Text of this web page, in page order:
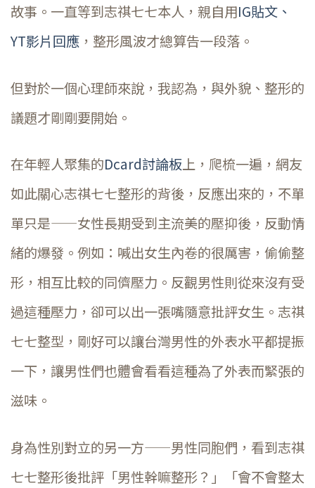
故事。一直等到志祺七七本人，親自用IG貼文、
YT影片回應 ，整形風波才總算告一段落。
但對於一個心理師來說，我認為，與外貌、整形的
議題才剛剛要開始。
在年輕人聚集的Dcard討論板上，爬梳一遍，網友
如此關心志祺七七整形的背後，反應出來的，不單
單只是——女性長期受到主流美的壓抑後，反動情
緒的爆發。例如：喊出女生內卷的很厲害，偷偷整
形，相互比較的同儕壓力。反觀男性則從來沒有受
過這種壓力，卻可以出一張嘴隨意批評女生。志祺
七七整型，剛好可以讓台灣男性的外表水平都提振
一下，讓男性們也體會看看這種為了外表而緊張的
滋味。
身為性別對立的另一方——男性同胞們，看到志祺
七七整形後批評「男性幹嘛整形？」「會不會整太